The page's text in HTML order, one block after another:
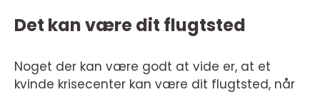
Det kan være dit flugtsted
Noget der kan være godt at vide er, at et
kvinde krisecenter kan være dit flugtsted, når